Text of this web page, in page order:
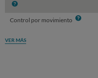
Info
Control por movimiento Info
VER MÁS